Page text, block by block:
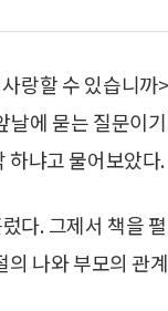
랑할 수 있습니까
날에 묻는 질문이
하냐고 물어보았
다. 그제서 책을
의 나와 부모의 관